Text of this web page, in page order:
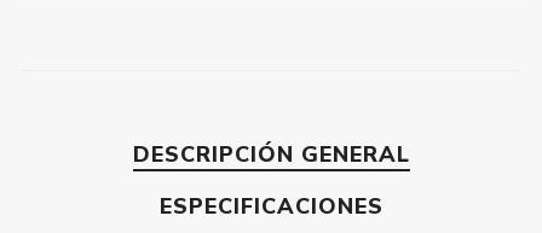
DESCRIPCIÓN GENERAL
ESPECIFICACIONES